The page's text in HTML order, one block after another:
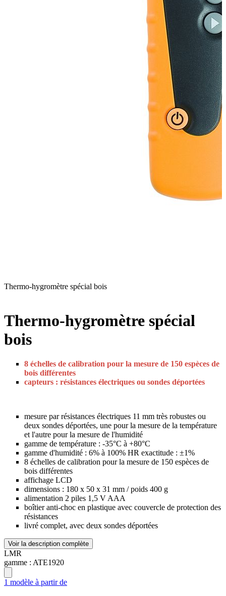
Thermo-hygromètre spécial bois
Thermo-hygromètre spécial
bois
8 échelles de calibration pour la mesure de 150 espèces de
bois différentes
capteurs : résistances électriques ou sondes déportées
mesure par résistances électriques 11 mm très robustes ou
deux sondes déportées, une pour la mesure de la température
et l'autre pour la mesure de l'humidité
gamme de température : -35°C à +80°C
gamme d'humidité : 6% à 100% HR exactitude : ±1%
8 échelles de calibration pour la mesure de 150 espèces de
bois différentes
affichage LCD
dimensions : 180 x 50 x 31 mm / poids 400 g
alimentation 2 piles 1,5 V AAA
boîtier anti-choc en plastique avec couvercle de protection des
résistances
livré complet, avec deux sondes déportées
Voir la description complète
LMR
gamme : ATE1920
1 modèle à partir de